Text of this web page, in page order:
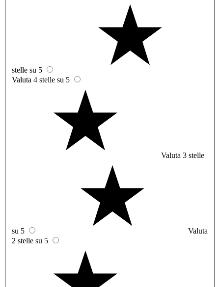
stelle su 5
Valuta 4 stelle su 5
Valuta 3 stelle
su 5
Valuta
2 stelle su 5